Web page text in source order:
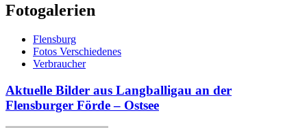
Fotogalerien
Flensburg
Fotos Verschiedenes
Verbraucher
Aktuelle Bilder aus Langballigau an der
Flensburger Förde – Ostsee